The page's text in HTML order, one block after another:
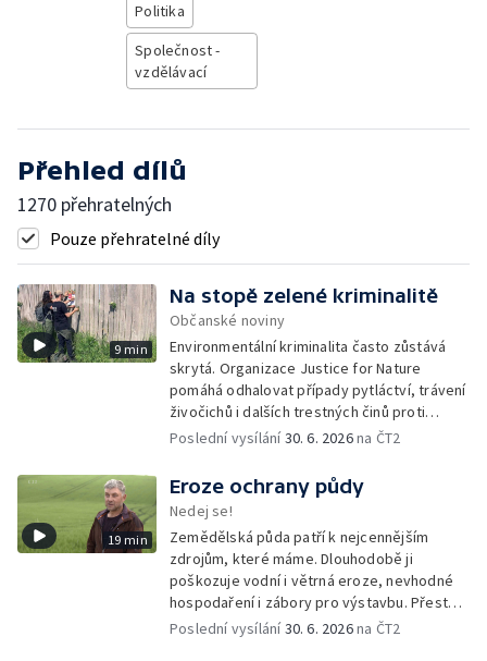
Politika
Společnost -
vzdělávací
Přehled dílů
1270 přehratelných
Pouze přehratelné díly
9 min
Na stopě zelené kriminalitě
Občanské noviny
Environmentální kriminalita často zůstává
skrytá. Organizace Justice for Nature
pomáhá odhalovat případy pytláctví, trávení
živočichů i dalších trestných činů proti
přírodě. Dlouhodobým monitoringem a
pomoci při jejich vyšetřování.
Poslední vysílání30. 6. 2026na ČT2
19 min
Eroze ochrany půdy
Nedej se!
Zemědělská půda patří k nejcennějším
zdrojům, které máme. Dlouhodobě ji
poškozuje vodní i větrná eroze, nevhodné
hospodaření i zábory pro výstavbu. Přesto
česká vláda připravuje změny, které by část
Poslední vysílání30. 6. 2026na ČT2